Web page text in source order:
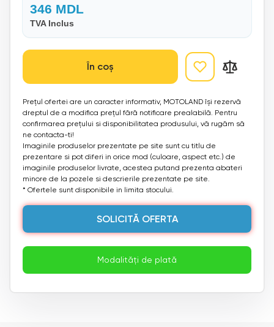
346 MDL
TVA Inclus
În coș
Prețul ofertei are un caracter informativ, MOTOLAND își rezervă
dreptul de a modifica prețul fără notificare prealabilă. Pentru
confirmarea prețului si disponibilitatea produsului, vă rugăm să
ne contacta-ti!
Imaginile produselor prezentate pe site sunt cu titlu de
prezentare si pot diferi in orice mod (culoare, aspect etc.) de
imaginile produselor livrate, acestea putand prezenta abateri
minore de la pozele si descrierile prezentate pe site.
* Ofertele sunt disponibile in limita stocului.
SOLICITĂ OFERTA
Modalități de plată